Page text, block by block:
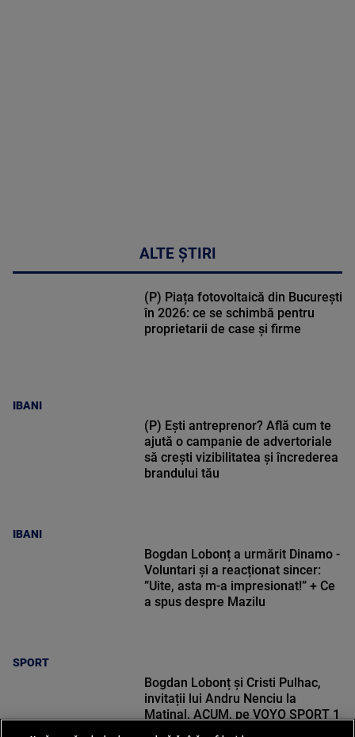
ALTE ȘTIRI
IBANI
(P) Piața fotovoltaică din București
în 2026: ce se schimbă pentru
proprietarii de case și firme
IBANI
(P) Ești antreprenor? Află cum te
ajută o campanie de advertoriale
să crești vizibilitatea și încrederea
brandului tău
SPORT
Bogdan Lobonț a urmărit Dinamo -
Voluntari și a reacționat sincer:
”Uite, asta m-a impresionat!” + Ce
a spus despre Mazilu
Bogdan Lobonț și Cristi Pulhac,
invitații lui Andru Nenciu la
Matinal, ACUM, pe VOYO SPORT 1